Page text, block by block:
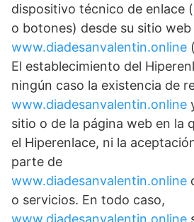
dispositivo técnico de enlace
o botones) desde su sitio web
www.diadesanvalentin.online
El establecimiento del
ningún caso la existencia de
www.diadesanvalentin.online
sitio o de la página web en la
el Hiperenlace, ni la
parte de
www.diadesanvalentin.online
o servicios. En todo caso,
www.diadesanvalentin.online